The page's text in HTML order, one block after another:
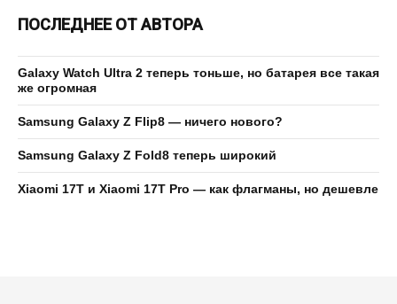
ПОСЛЕДНЕЕ ОТ АВТОРА
Galaxy Watch Ultra 2 теперь тоньше, но батарея все такая
же огромная
Samsung Galaxy Z Flip8 — ничего нового?
Samsung Galaxy Z Fold8 теперь широкий
Xiaomi 17T и Xiaomi 17T Pro — как флагманы, но дешевле